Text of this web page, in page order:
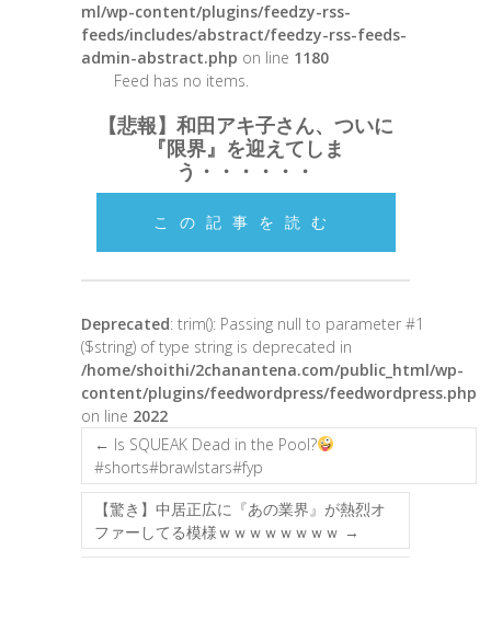
ml/wp-content/plugins/feedzy-rss-
feeds/includes/abstract/feedzy-rss-feeds-
admin-abstract.php on line 1180
Feed has no items.
【悲報】和田アキ子さん、ついに
『限界』を迎えてしま
う・・・・・・
この記事を読む
Deprecated: trim(): Passing null to parameter #1
($string) of type string is deprecated in
/home/shoithi/2chanantena.com/public_html/wp-
content/plugins/feedwordpress/feedwordpress.php
on line 2022
← Is SQUEAK Dead in the Pool?
#shorts#brawlstars#fyp
【驚き】中居正広に『あの業界』が熱烈オ
ファーしてる模様ｗｗｗｗｗｗｗｗ →